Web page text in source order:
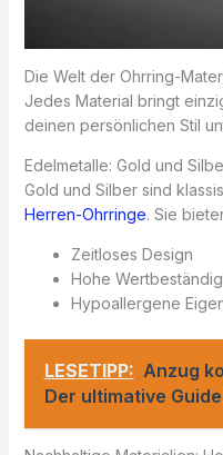
Die Welt der Ohrring-
Jedes Material bringt
deinen persönlichen Stil
Edelmetalle: Gold und
Gold und Silber sind
Herren-Ohrringe. Sie
Zeitloses Design
Hohe
Hypoallergene
LESETIPP: Anzug
Der ultimative